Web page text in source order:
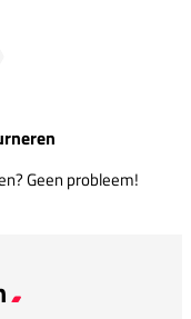
Geen probleem!